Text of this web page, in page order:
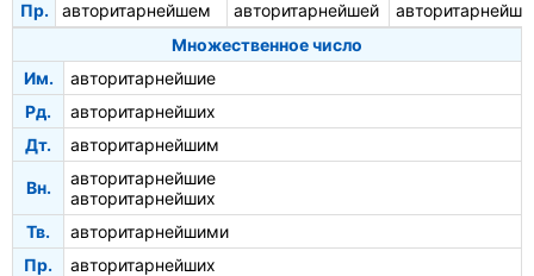
Пр. авторитарнейшем авторитарнейшей
Множественное число
Им.
авторитарнейшие
Рд.
авторитарнейших
Дт.
авторитарнейшим
Вн.
авторитарнейшие
авторитарнейших
Тв.
авторитарнейшими
Пр.
авторитарнейших